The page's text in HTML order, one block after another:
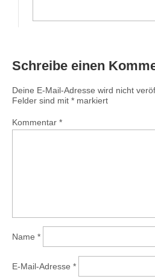
Schreibe einen
Deine E-Mail-Adresse wird nicht
Felder sind mit * markiert
Kommentar *
Name *
E-Mail-Adresse *